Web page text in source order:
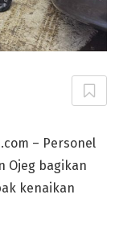
– Personel
Ojeg bagikan
kenaikan